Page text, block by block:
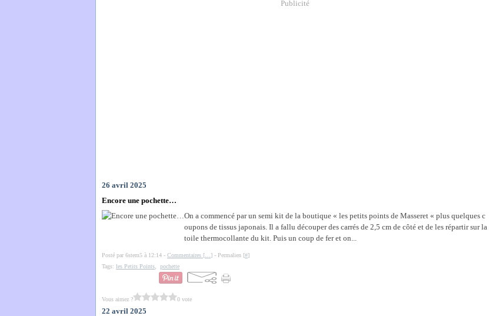
Publicité
26 avril 2025
Encore une pochette…
On a commencé par un semi kit de la boutique « les petits points de Masseret « plus quelques c
oupons de tissus japonais. Il a fallu découper des carrés de 2,5 cm de côté et de les répartir sur la
toile thermocollante du kit. Puis un coup de fer et on...
Posté par 6stem5 à 12:14 - Commentaires [ ] - Permalien [#]
Tags: les Petits Points pochette
Vous aimez ? 0 vote
22 avril 2025